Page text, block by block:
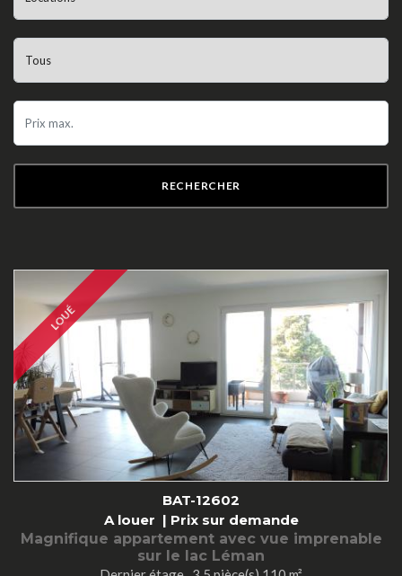
RECHERCHER
LOUÉ
BAT-12602
A louer | Prix sur demande
Magnifique appartement avec vue imprenable
sur le lac Léman